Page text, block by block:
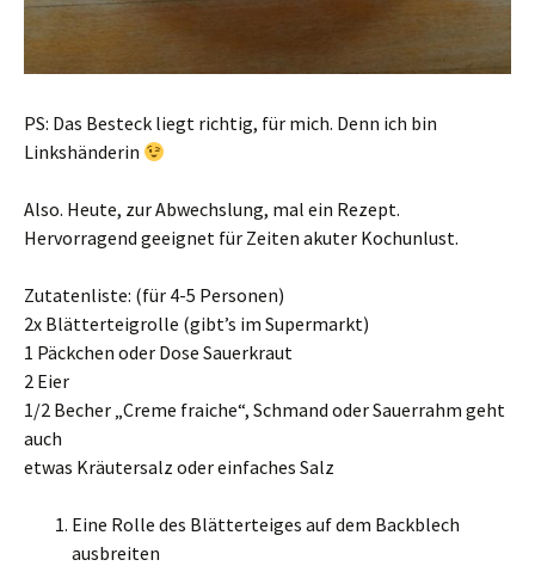
PS: Das Besteck liegt richtig, für mich. Denn ich bin
Linkshänderin
Also. Heute, zur Abwechslung, mal ein Rezept.
Hervorragend geeignet für Zeiten akuter Kochunlust.
Zutatenliste: (für 4-5 Personen)
2x Blätterteigrolle (gibt’s im Supermarkt)
1 Päckchen oder Dose Sauerkraut
2 Eier
1/2 Becher „Creme fraiche“, Schmand oder Sauerrahm geht
auch
etwas Kräutersalz oder einfaches Salz
Eine Rolle des Blätterteiges auf dem Backblech
ausbreiten